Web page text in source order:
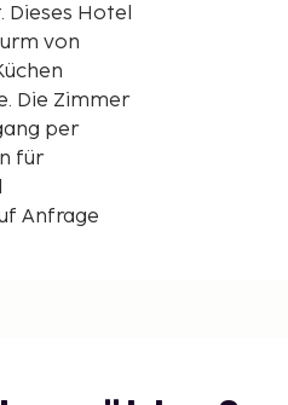
von
Die Zimmer
per
für
Anfrage